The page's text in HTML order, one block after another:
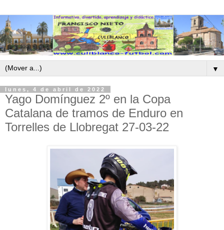
▼
lunes, 4 de abril de 2022
Yago Domínguez 2º en la Copa
Catalana de tramos de Enduro en
Torrelles de Llobregat 27-03-22